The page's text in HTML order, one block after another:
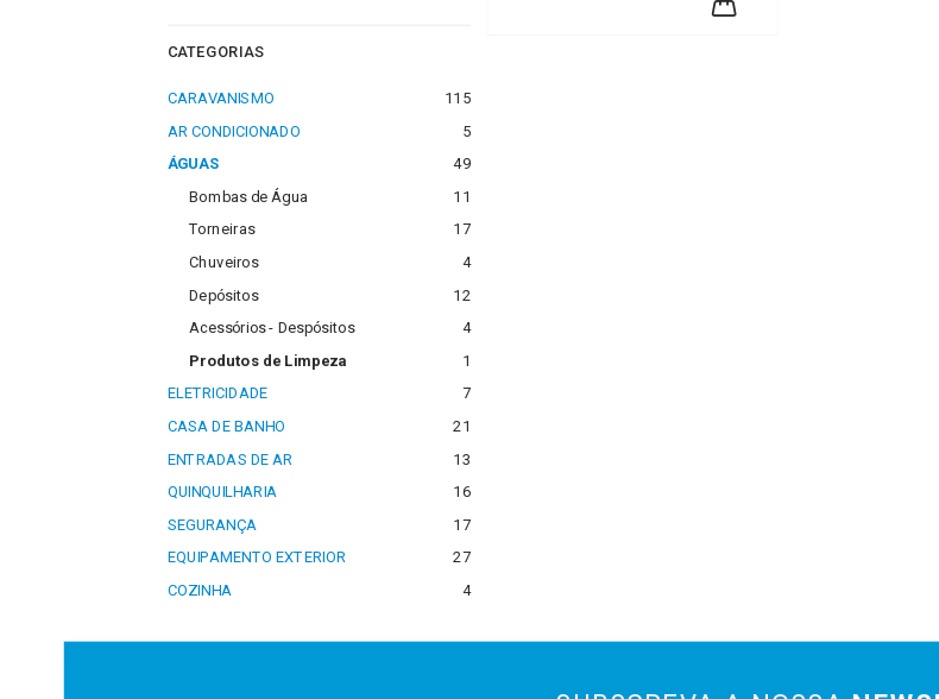
CATEGORIAS
CARAVANISMO
115
AR CONDICIONADO
5
ÁGUAS
49
Bombas de Água
11
Torneiras
17
Chuveiros
4
Depósitos
12
Acessórios - Despósitos
4
Produtos de Limpeza
1
ELETRICIDADE
7
CASA DE BANHO
21
ENTRADAS DE AR
13
QUINQUILHARIA
16
SEGURANÇA
17
EQUIPAMENTO EXTERIOR
27
COZINHA 4